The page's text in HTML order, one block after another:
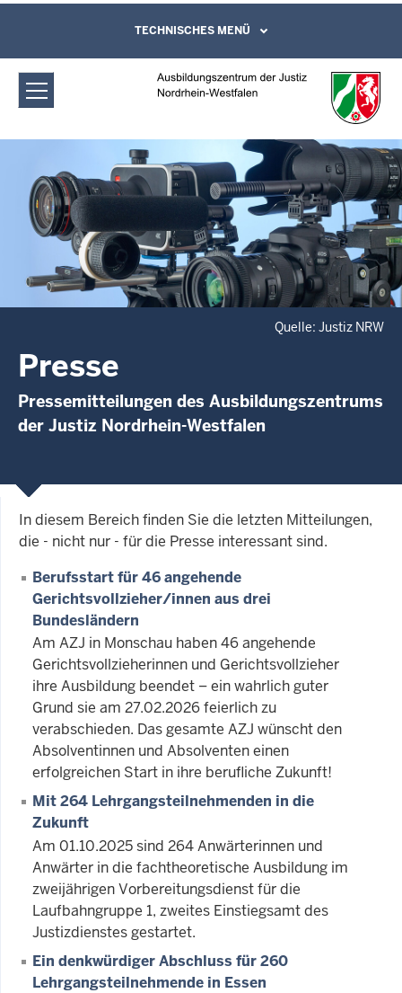
Ausbildungszentrum der Justiz
Nordrhein-Westfalen: Presse
Direkt zum Inhalt
Leichte Sprache, Gebärdensprachenvideo
und Kontaktformular
TECHNISCHES MENÜ
Quelle: Justiz NRW
Presse
Pressemitteilungen des Ausbildungszentrums
der Justiz Nordrhein-Westfalen
In diesem Bereich finden Sie die letzten Mitteilungen,
die - nicht nur - für die Presse interessant sind.
Berufsstart für 46 angehende
Gerichtsvollzieher/innen aus drei
Bundesländern
Am AZJ in Monschau haben 46 angehende
Gerichtsvollzieherinnen und Gerichtsvollzieher
ihre Ausbildung beendet – ein wahrlich guter
Grund sie am 27.02.2026 feierlich zu
verabschieden. Das gesamte AZJ wünscht den
Absolventinnen und Absolventen einen
erfolgreichen Start in ihre berufliche Zukunft!
Mit 264 Lehrgangsteilnehmenden in die
Zukunft
Am 01.10.2025 sind 264 Anwärterinnen und
Anwärter in die fachtheoretische Ausbildung im
zweijährigen Vorbereitungsdienst für die
Laufbahngruppe 1, zweites Einstiegsamt des
Justizdienstes gestartet.
Ein denkwürdiger Abschluss für 260
Lehrgangsteilnehmende in Essen